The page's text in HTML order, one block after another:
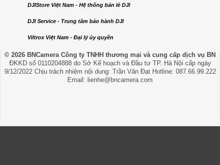
DJIStore Việt Nam - Hệ thống bán lẻ DJI
DJI Service - Trung tâm bảo hành DJI
Viltrox Việt Nam - Đại lý ủy quyền
© 2026 BNCamera Công ty TNHH thương mại và cung cấp dịch vụ BN
ĐKKD số 0110204888 do Sở Kế hoạch và Đầu tư TP. Hà Nội cấp ngày
9/12/2022 Chịu trách nhiệm nội dung: Trần Văn Đạt Hotline: 087.66.99.222
Email: lienhe@bncamera.com